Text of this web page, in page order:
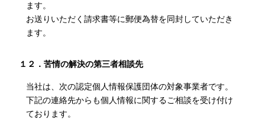
ます。
お送りいただく請求書等に郵便為替を同封していただき
ます。
１２．苦情の解決の第三者相談先
当社は、次の認定個人情報保護団体の対象事業者です。
下記の連絡先からも個人情報に関するご相談を受け付け
ております。